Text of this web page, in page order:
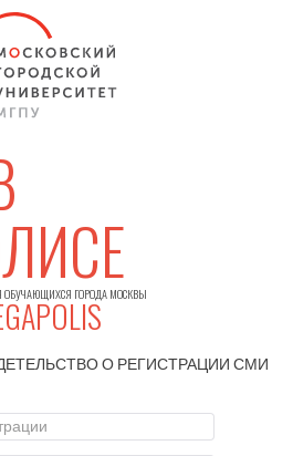
ГОРОДА МОСКВЫ
О РЕГИСТРАЦИИСМИ